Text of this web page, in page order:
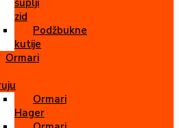
šuplji
zid
Podžbukne
kutije
Ormari
Ormari
Hager